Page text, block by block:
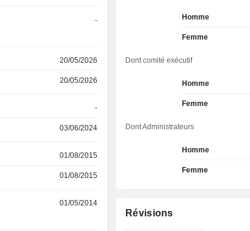
-
20/05/2026
20/05/2026
-
03/06/2024
01/08/2015
01/08/2015
01/05/2014
Homme
Femme
Dont comité exécutif
Homme
Femme
Dont Administrateurs
Homme
Femme
Révisions